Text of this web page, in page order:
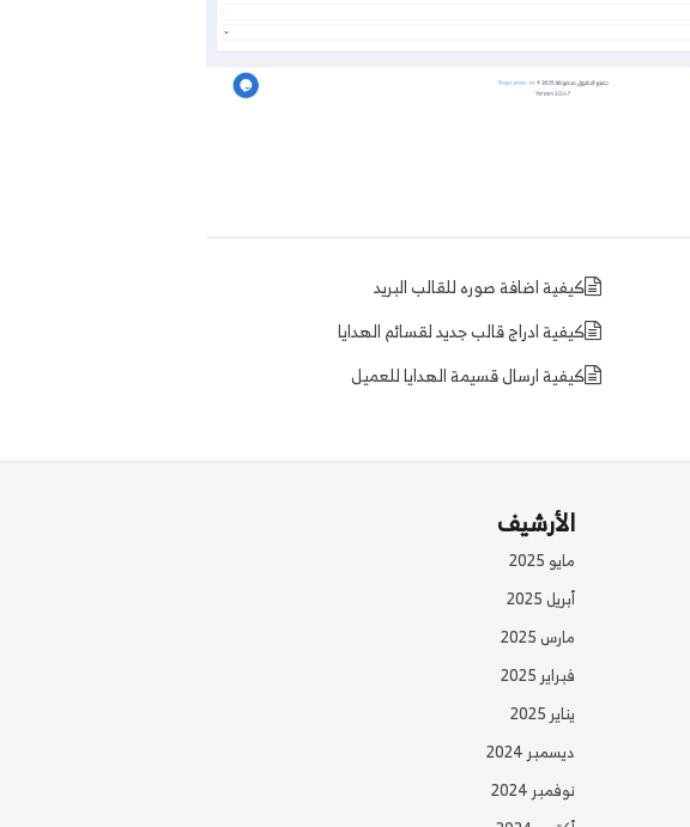
كيفية اضافة صوره للقالب البريد
كيفية ادراج قالب جديد لقسائم الهدايا
كيفية ارسال قسيمة الهدايا للعميل
الأرشيف
مايو 2025
أبريل 2025
مارس 2025
فبراير 2025
يناير 2025
ديسمبر 2024
نوفمبر 2024